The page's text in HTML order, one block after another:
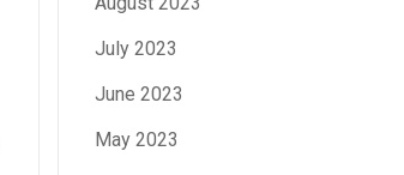
July 2023
June 2023
May 2023